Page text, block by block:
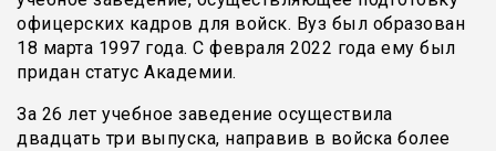
офицерских кадров для войск. Вуз был образован
18 марта 1997 года. С февраля 2022 года ему был
придан статус Академии.
За 26 лет учебное заведение осуществила
двадцать три выпуска, направив в войска более